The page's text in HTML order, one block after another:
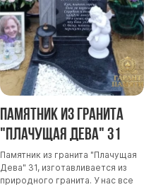
Памятник из гранита
"Плачущая Дева" 31
Памятник из гранита "Плачущая
Дева" 31, изготавливается из
природного гранита. У нас все